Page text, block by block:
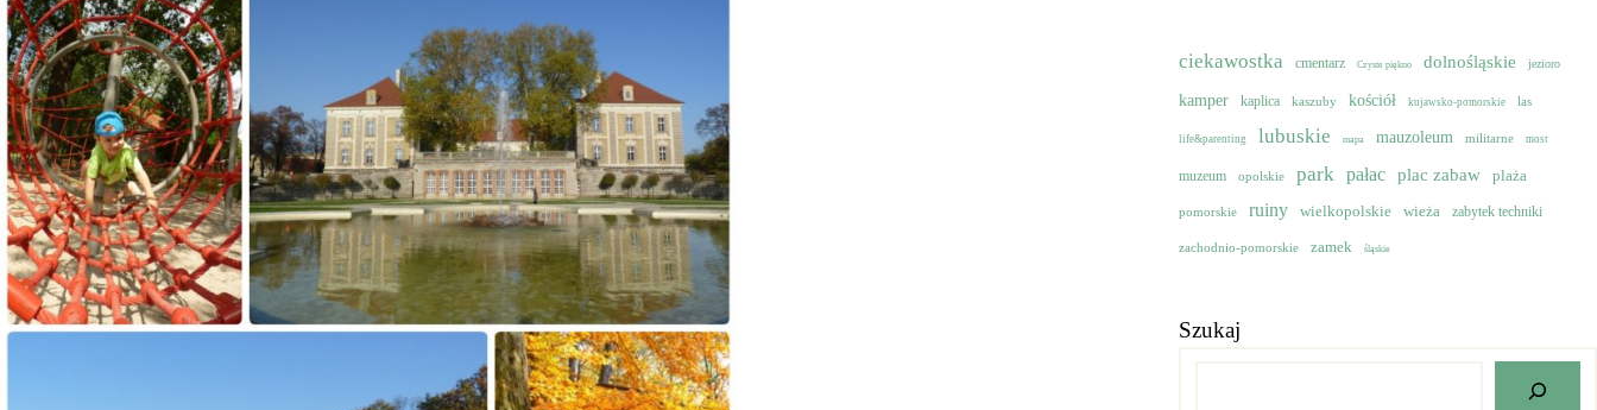
ciekawostka cmentarz Czyste piękno dolnośląskie jezioro
kamper kaplica kaszuby kościół kujawsko-pomorskie las
life&parenting lubuskie mapa mauzoleum militarne most
muzeum opolskie park pałac plac zabaw plaża
pomorskie ruiny wielkopolskie wieża zabytek techniki
zachodnio-pomorskie zamek śląskie
Szukaj